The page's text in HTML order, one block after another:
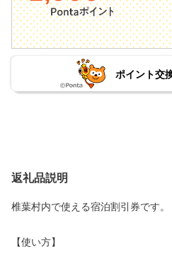
ポイント交
返礼品説明
椎葉村内で使える宿泊割引券です。
【使い方】